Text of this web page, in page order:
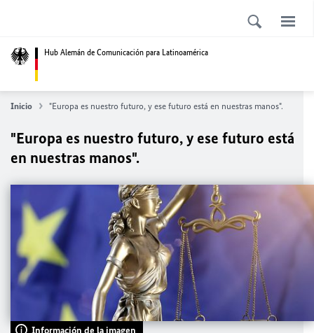
Hub Alemán de Comunicación para Latinoamérica
Inicio "Europa es nuestro futuro, y ese futuro está en nuestras manos".
"Europa es nuestro futuro, y ese futuro está
en nuestras manos".
Información de la imagen